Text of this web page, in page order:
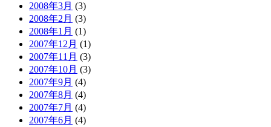
2008年3月 (3)
2008年2月 (3)
2008年1月 (1)
2007年12月 (1)
2007年11月 (3)
2007年10月 (3)
2007年9月 (4)
2007年8月 (4)
2007年7月 (4)
2007年6月 (4)